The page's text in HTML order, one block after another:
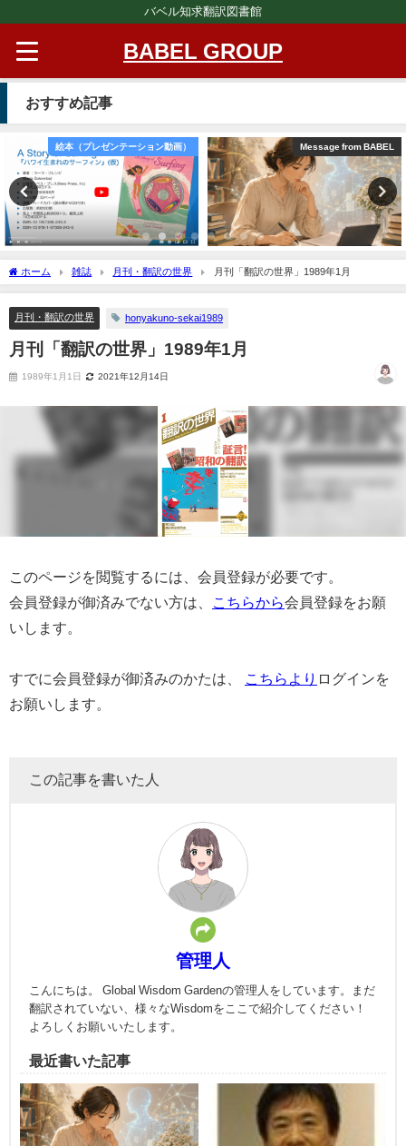
バベル知求翻訳図書館
BABEL GROUP
おすすめ記事
絵本（プレゼンテーション動画） Message from BABEL
ホーム 雑誌 月刊・翻訳の世界 月刊「翻訳の世界」1989年1月
月刊・翻訳の世界 honyakuno-sekai1989
月刊「翻訳の世界」1989年1月
1989年1月1日 2021年12月14日
このページを閲覧するには、会員登録が必要です。
会員登録が御済みでない方は、
こちらから会員登録をお願
いします。
すでに会員登録が御済みのかたは、 こちらより ログインを
お願いします。
この記事を書いた人
管理人
こんにちは。 Global Wisdom Gardenの管理人をしています。まだ
翻訳されていない、様々なWisdomをここで紹介してください！
よろしくお願いいたします。
最近書いた記事